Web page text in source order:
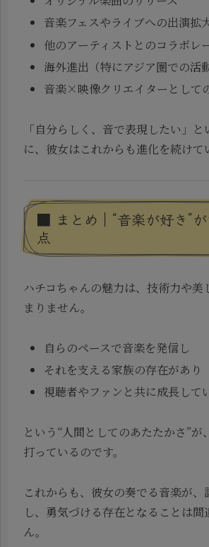
音楽フェスやライブへの出演拡
他のアーティストとのコラボレ
海外進出（特にアジア圏での活動
音楽×映像クリエイターとして
「自分らしく、音で表現したい」
に、彼女はこれからも進化を続けて
■ まとめ｜“音楽が好き”
点
ハチコちゃんの魅力は、技術力や美
まりません。
自らのペースで音楽を発信し
それを支える家族の存在があり
視聴者やファンと共に成長して
という“人間としてのあたたかさ”が
打っているのです。
これからも、彼女の奏でる音楽が、
し、勇気づける存在となることは間
ん。